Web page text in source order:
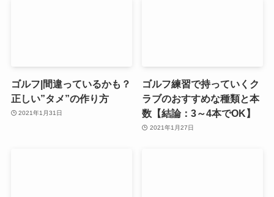
ゴルフ|間違っているかも？
正しい”タメ”の作り方
2021年1月31日
ゴルフ練習で持っていくク
ラブのおすすめな種類と本
数【結論：3～4本でOK】
2021年1月27日